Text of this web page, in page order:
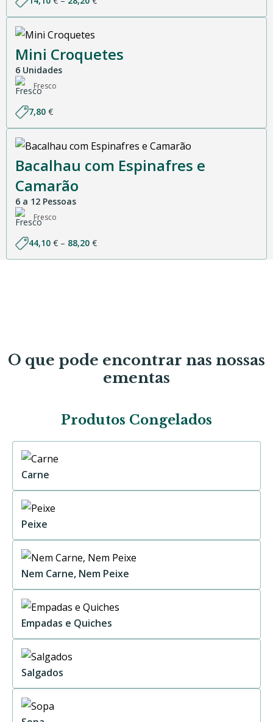
Mini Croquetes
6 Unidades
Fresco
7,80 €
Bacalhau com Espinafres e
Camarão
6 a 12 Pessoas
Fresco
44,10 € – 88,20 €Price
O que pode encontrar nas nossas
ementas
Produtos Congelados
Carne
Peixe
Nem Carne, Nem Peixe
Empadas e Quiches
Salgados